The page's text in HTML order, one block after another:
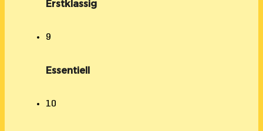
Erstklassig
9
Essentiell
10